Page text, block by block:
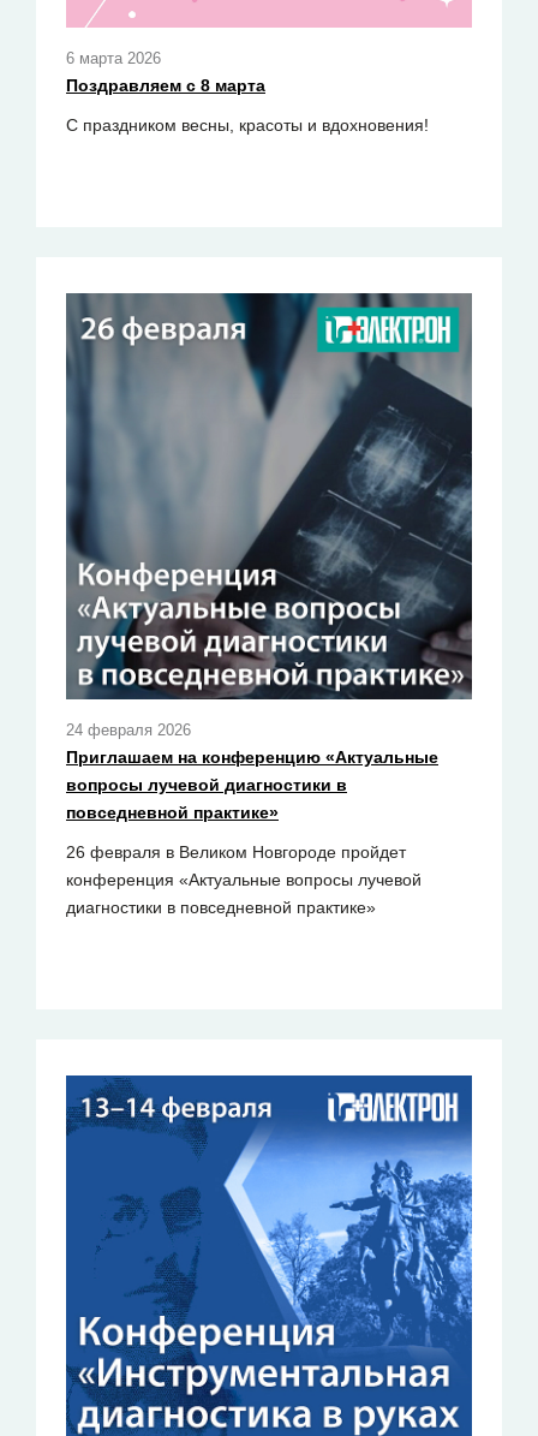
6 марта 2026
Пoздравляем с 8 марта
C праздником весны, красоты и вдохновения!
24 февраля 2026
Приглашаем на конференцию «Актуальные
вопросы лучевой диагностики в
повседневной практике»
26 февраля в Великом Новгороде пройдет
конференция «Актуальные вопросы лучевой
диагностики в повседневной практике»